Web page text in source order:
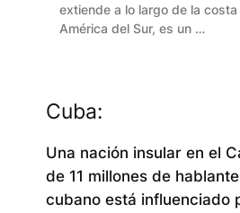
extiende a lo largo de la
América del Sur, es un …
Cuba:
Una nación insular en el
de 11 millones de
cubano está influenciado